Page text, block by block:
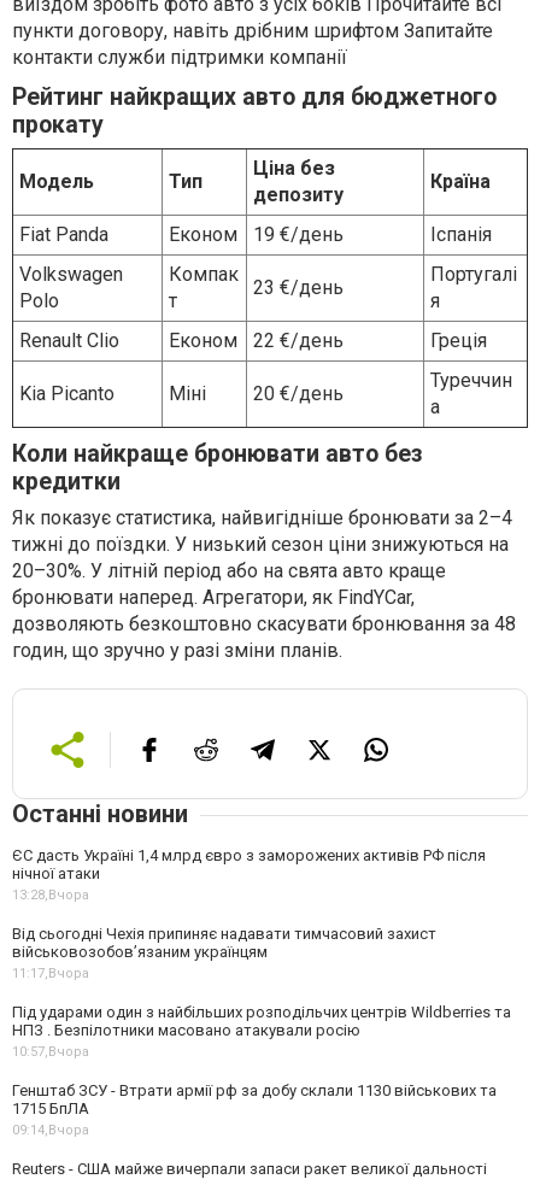
пункти договору, навіть дрібним шрифтом Запитайте
контакти служби підтримки компанії
Рейтинг найкращих авто для бюджетного
прокату
Модель Тип
Ціна без
депозиту
Країна
Fiat Panda Економ 19 €/день
Іспанія
Volkswagen
Polo
Компак
т
23 €/день
Португалі
я
Renault Clio
Економ 22 €/день Греція
Kia Picanto Міні 20 €/день
Туреччин
а
Коли найкраще бронювати авто без
кредитки
Як показує статистика, найвигідніше бронювати за 2–4
тижні до поїздки. У низький сезон ціни знижуються на
20–30%. У літній період або на свята авто краще
бронювати наперед. Агрегатори, як FindYCar,
дозволяють безкоштовно скасувати бронювання за 48
годин, що зручно у разі зміни планів.
Останні новини
ЄС дасть Україні 1,4 млрд євро з заморожених активів РФ після
нічної атаки
13:28,Вчора
Від сьогодні Чехія припиняє надавати тимчасовий захист
військовозобов’язаним українцям
11:17,Вчора
Під ударами один з найбільших розподільчих центрів Wildberries та
НПЗ . Безпілотники масовано атакували росію
10:57,Вчора
Генштаб ЗСУ - Втрати армії рф за добу склали 1130 військових та
1715 БпЛА
09:14,Вчора
Reuters - США майже вичерпали запаси ракет великої дальності